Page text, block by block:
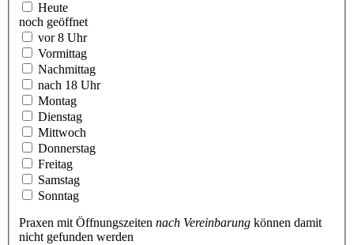
Heute
noch geöffnet
vor 8 Uhr
Vormittag
Nachmittag
nach 18 Uhr
Montag
Dienstag
Mittwoch
Donnerstag
Freitag
Samstag
Sonntag
Praxen mit Öffnungszeiten nach Vereinbarung können damit
nicht gefunden werden